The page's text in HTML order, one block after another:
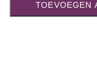
TOEVOEGEN